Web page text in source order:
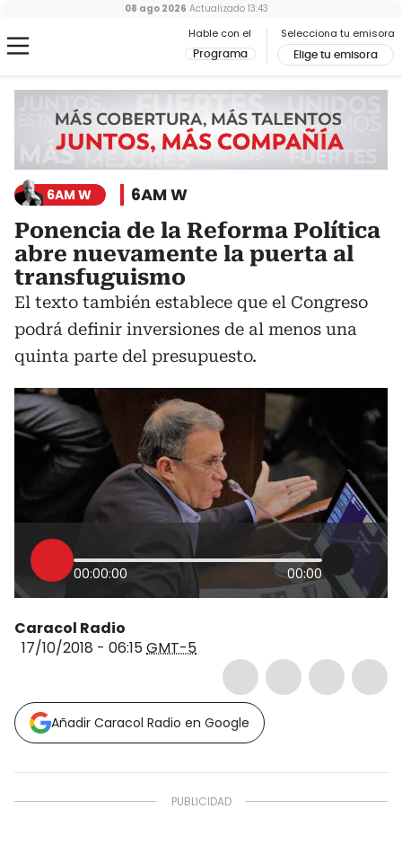
Hable con el
Programa
Selecciona tu emisora
Elige tu emisora
08 ago 2026 Actualizado 13:43
6AM W 6AM W
Ponencia de la Reforma Política
abre nuevamente la puerta al
transfuguismo
El texto también establece que el Congreso
podrá definir inversiones de al menos una
quinta parte del presupuesto.
00:00:00 00:00
Caracol Radio
17/10/2018 - 06:15GMT-5
Añadir Caracol Radio en Google